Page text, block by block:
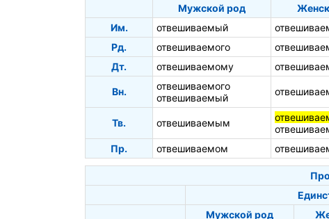
Мужской род
Им.
отвешиваемый
Рд.
отвешиваемого
Дт.
отвешиваемому
Вн.
отвешиваемого
отвешиваемый
Тв. отвешиваемым
Пр. отвешиваемом
Мужской род